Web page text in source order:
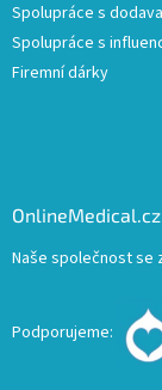
Spolupráce s
Spolupráce s
Firemní dárky
OnlineMedical.cz
Naše společnost se
Podporujeme: